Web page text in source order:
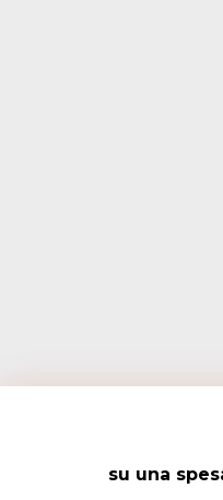
su una